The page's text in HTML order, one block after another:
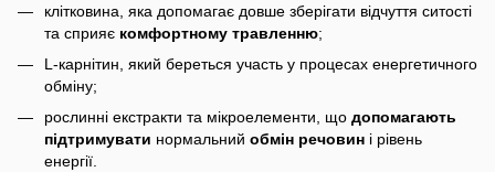
клітковина, яка допомагає довше зберігати відчуття ситості
та сприяє комфортному травленню;
L-карнітин, який береться участь у процесах енергетичного
обміну;
рослинні екстракти та мікроелементи, що допомагають
підтримувати нормальний обмін речовин і рівень
енергії.